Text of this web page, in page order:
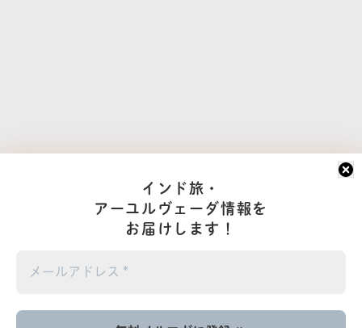
インド旅・
アーユルヴェーダ情報を
お届けします！